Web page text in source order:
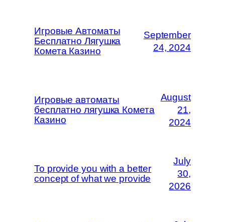
Игровые Автоматы
Бесплатно Лягушка
Комета Казино
September
24, 2024
Игровые автоматы
бесплатно лягушка Комета
Казино
August
21,
2024
To provide you with a better
concept of what we provide
July
30,
2026